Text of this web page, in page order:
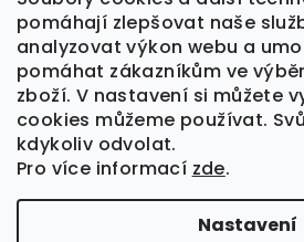
pomáhají zlepšovat naše
analyzovat výkon webu a
pomáhat zákazníkům ve
zboží. V nastavení si můžete
cookies můžeme používat.
kdykoliv odvolat.
Pro více informací zde.
Nastavení
Nikwax
Plavání se psem
Nová Kolekce Jaro/Léto